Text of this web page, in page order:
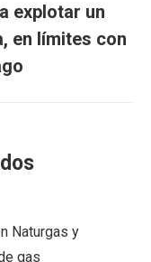
explotar un
en límites con
Naturgas y
gas